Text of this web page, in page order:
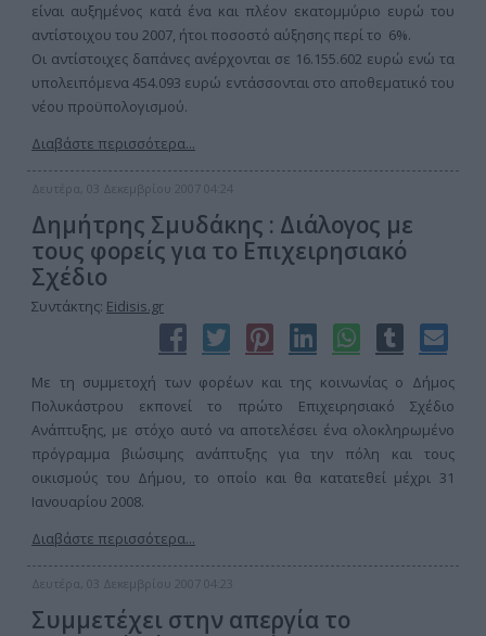
είναι αυξημένος κατά ένα και πλέον εκατομμύριο ευρώ του
αντίστοιχου του 2007, ήτοι ποσοστό αύξησης περί το 6%.
Οι αντίστοιχες δαπάνες ανέρχονται σε 16.155.602 ευρώ ενώ τα
υπολειπόμενα 454.093 ευρώ εντάσσονται στο αποθεματικό του
νέου προϋπολογισμού.
Διαβάστε περισσότερα...
Δευτέρα, 03 Δεκεμβρίου 2007 04:24
Δημήτρης Σμυδάκης : Διάλογος με
τους φορείς για το Επιχειρησιακό
Σχέδιο
Συντάκτης: Eidisis.gr
Με τη συμμετοχή των φορέων και της κοινωνίας ο Δήμος
Πολυκάστρου εκπονεί το πρώτο Επιχειρησιακό Σχέδιο
Ανάπτυξης, με στόχο αυτό να αποτελέσει ένα ολοκληρωμένο
πρόγραμμα βιώσιμης ανάπτυξης για την πόλη και τους
οικισμούς του Δήμου, το οποίο και θα κατατεθεί μέχρι 31
Ιανουαρίου 2008.
Διαβάστε περισσότερα...
Δευτέρα, 03 Δεκεμβρίου 2007 04:23
Συμμετέχει στην απεργία το